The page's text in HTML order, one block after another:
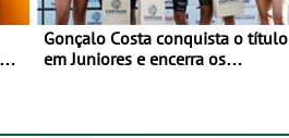
Gonçalo Costa conquista o título
em Juniores e encerra os